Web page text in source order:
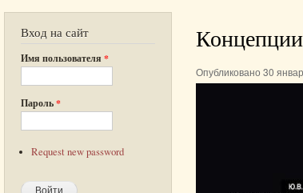
Вход на сайт
Имя пользователя *
Пароль*
Request new password
Концепции
Опубликовано 30